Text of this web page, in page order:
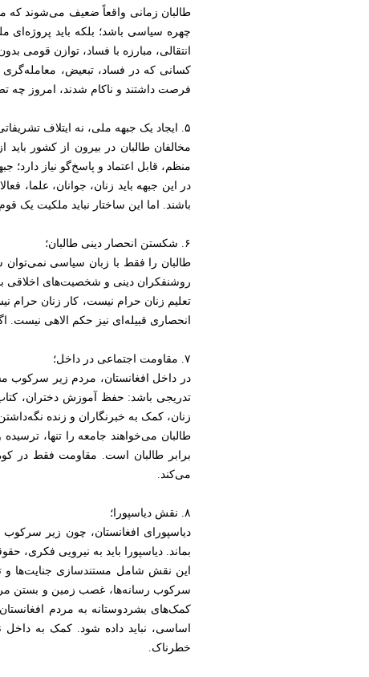
طالبان زمانی واقعاً ضعیف می‌شوند که
چهره سیاسی باشد؛ بلکه باید
انتقالی، مبارزه با فساد، توازن قومی
کسانی که در فساد، تبعیض،
فرصت داشتند و ناکام شدند، امروز چه
۵. ایجاد یک جبهه ملی، نه ایتلاف تشریفاتی؛
مخالفان طالبان در بیرون از کشور
منظم، قابل اعتماد و پاسخ‌گو نیاز
در این جبهه باید زنان، جوانان، علما،
باشند. اما این ساختار نباید ملکیت یک
۶. شکستن انحصار دینی طالبان؛
طالبان را فقط با زبان سیاسی نمی‌توان
روشنفکران دینی و شخصیت‌های اخلاقی
تعلیم زنان حرام نیست، کار زنان
انحصاری قبیله‌ای نیز حکم الاهی نیست.
۷. مقاومت اجتماعی در داخل؛
در داخل افغانستان، مردم زیر سرکوب
تدریجی باشد: حفظ آموزش دختران،
زنان، کمک به خبرنگاران و زنده
طالبان می‌خواهند جامعه را تنها،
برابر طالبان است. مقاومت فقط در
می‌کند.
۸. نقش دیاسپورا؛
دیاسپورای افغانستان، چون زیر
بماند. دیاسپورا باید به نیرویی فکری،
این نقش شامل مستندسازی جنایت‌ها و
سرکوب رسانه‌ها، غصب زمین و بستن
کمک‌های بشردوستانه به مردم
اساسی، نباید داده شود. کمک به داخل
خطرناک.